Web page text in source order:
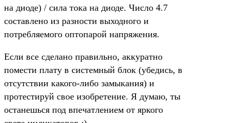
на диоде) / сила тока на диоде. Число 4.7
составлено из разности выходного и
потребляемого оптопарой напряжения.
Если все сделано правильно, аккуратно
помести плату в системный блок (убедись, в
отсутствии какого-либо замыкания) и
протестируй свое изобретение. Я думаю, ты
останешься под впечатлением от яркого